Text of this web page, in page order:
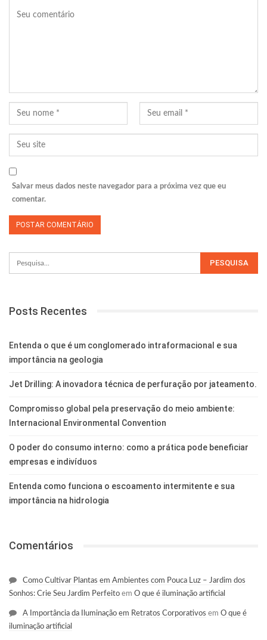
Salvar meus dados neste navegador para a próxima vez que eu
comentar.
Posts Recentes
Entenda o que é um conglomerado intraformacional e sua
importância na geologia
Jet Drilling: A inovadora técnica de perfuração por jateamento.
Compromisso global pela preservação do meio ambiente:
Internacional Environmental Convention
O poder do consumo interno: como a prática pode beneficiar
empresas e indivíduos
Entenda como funciona o escoamento intermitente e sua
importância na hidrologia
Comentários
Como Cultivar Plantas em Ambientes com Pouca Luz – Jardim dos
Sonhos: Crie Seu Jardim Perfeito em O que é iluminação artificial
A Importância da Iluminação em Retratos Corporativos em O que é
iluminação artificial